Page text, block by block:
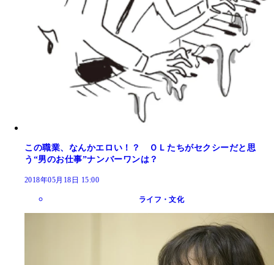
この職業、なんかエロい！？ ＯＬたちがセクシーだと思
う“男のお仕事”ナンバーワンは？
2018年05月18日 15:00
ライフ・文化